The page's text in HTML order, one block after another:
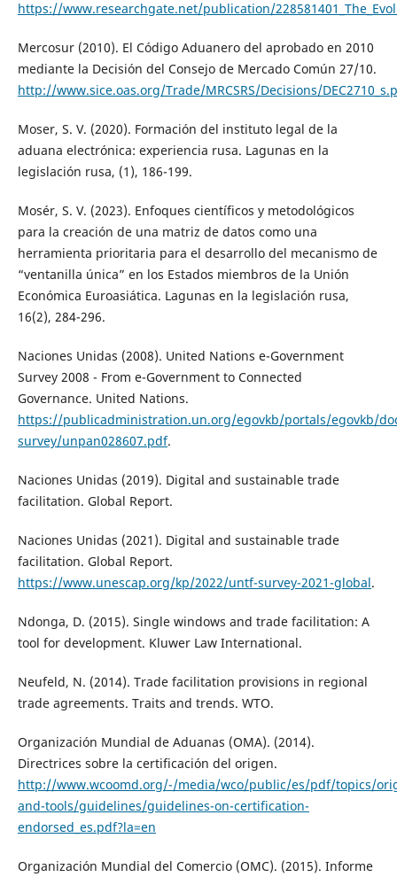
https://www.researchgate.net/publication/
Mercosur (2010). El Código Aduanero del aprobado en 2010
mediante la Decisión del Consejo de Mercado Común 27/10.
http://www.sice.oas.org/Trade/MRCSRS/Decisions/
Moser, S. V. (2020). Formación del instituto legal de la
aduana electrónica: experiencia rusa. Lagunas en la
legislación rusa, (1), 186-199.
Mosér, S. V. (2023). Enfoques científicos y metodológicos
para la creación de una matriz de datos como una
herramienta prioritaria para el desarrollo del mecanismo de
“ventanilla única” en los Estados miembros de la Unión
Económica Euroasiática. Lagunas en la legislación rusa,
16(2), 284-296.
Naciones Unidas (2008). United Nations e-Government
Survey 2008 - From e-Government to Connected
Governance. United Nations.
https://publicadministration.un.org/egovkb/portals/egovkb/
survey/unpan028607.pdf.
Naciones Unidas (2019). Digital and sustainable trade
facilitation. Global Report.
Naciones Unidas (2021). Digital and sustainable trade
facilitation. Global Report.
https://www.unescap.org/kp/2022/untf-survey-2021-global.
Ndonga, D. (2015). Single windows and trade facilitation: A
tool for development. Kluwer Law International.
Neufeld, N. (2014). Trade facilitation provisions in regional
trade agreements. Traits and trends. WTO.
Organización Mundial de Aduanas (OMA). (2014).
Directrices sobre la certificación del origen.
http://www.wcoomd.org/-/media/wco/public/es/pdf/topics/
and-tools/guidelines/guidelines-on-certification-
endorsed_es.pdf?la=en
Organización Mundial del Comercio (OMC). (2015). Informe